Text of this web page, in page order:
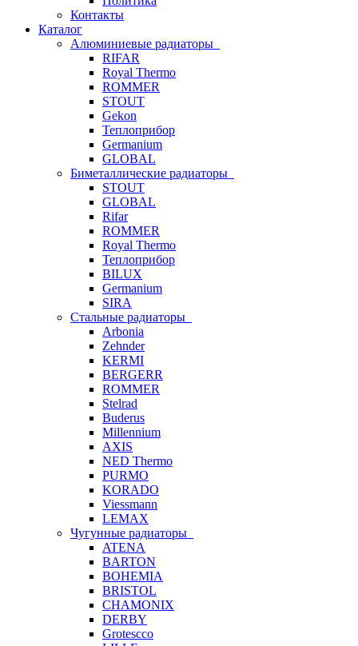
Контакты
Каталог
Алюминиевые радиаторы
RIFAR
Royal Thermo
ROMMER
STOUT
Gekon
Теплоприбор
Germanium
GLOBAL
Биметаллические радиаторы
STOUT
GLOBAL
Rifar
ROMMER
Royal Thermo
Теплоприбор
BILUX
Germanium
SIRA
Стальные радиаторы
Arbonia
Zehnder
KERMI
BERGERR
ROMMER
Stelrad
Buderus
Millennium
AXIS
NED Thermo
PURMO
KORADO
Viessmann
LEMAX
Чугунные радиаторы
ATENA
BARTON
BOHEMIA
BRISTOL
CHAMONIX
DERBY
Grotescco